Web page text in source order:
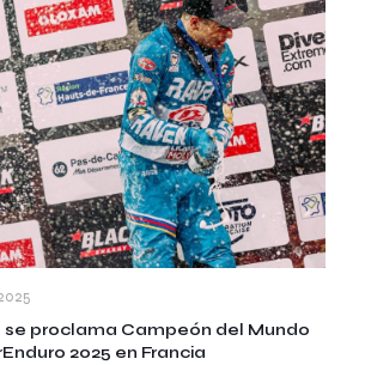
se proclama Campeón del Mundo
2025 en Francia